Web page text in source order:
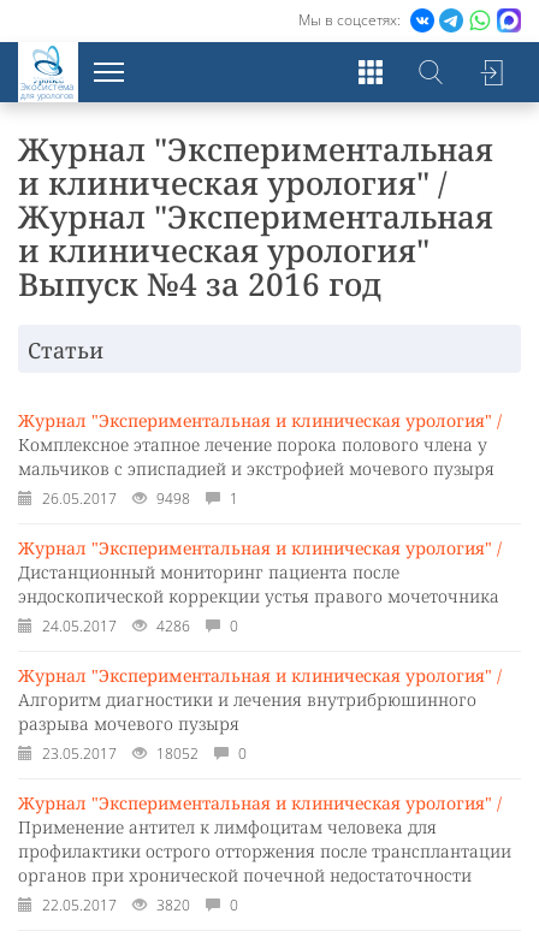
Мы в соцсетях:
Экосистема
для урологов
Журнал "Экспериментальная
и клиническая урология" /
Журнал "Экспериментальная
и клиническая урология"
Выпуск №4 за 2016 год
Статьи
Журнал "Экспериментальная и клиническая урология" /
Комплексное этапное лечение порока полового члена у
мальчиков с эписпадией и экстрофией мочевого пузыря
26.05.2017 9498 1
Журнал "Экспериментальная и клиническая урология" /
Дистанционный мониторинг пациента после
эндоскопической коррекции устья правого мочеточника
24.05.2017 4286 0
Журнал "Экспериментальная и клиническая урология" /
Алгоритм диагностики и лечения внутрибрюшинного
разрыва мочевого пузыря
23.05.2017 18052 0
Журнал "Экспериментальная и клиническая урология" /
Применение антител к лимфоцитам человека для
профилактики острого отторжения после трансплантации
органов при хронической почечной недостаточности
22.05.2017 3820 0